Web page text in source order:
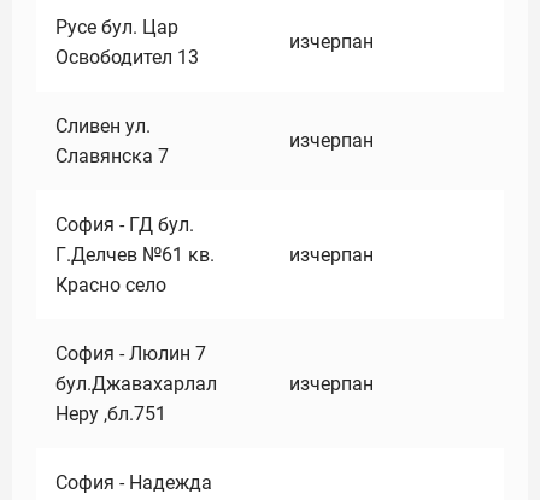
Русе бул. Цар
Освободител 13
изчерпан
Сливен ул.
Славянска 7
изчерпан
София - ГД бул.
Г.Делчев №61 кв.
Красно село
изчерпан
София - Люлин 7
бул.Джавахарлал
Неру ,бл.751
изчерпан
София - Надежда